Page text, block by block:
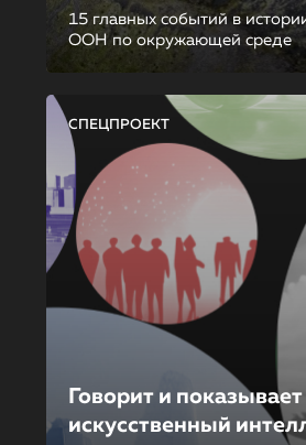
15 главных событий в
ООН по окружающей среде
СПЕЦПРОЕКТ
Говорит и показывает
искусственный